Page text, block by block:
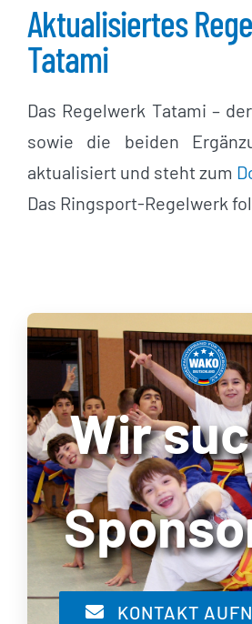
Aktualisiertes
Tatami
Das Regelwerk Tatami –
sowie die beiden
aktualisiert und steht zum
Das Ringsport-Regelwerk
Wir
KONTAKT